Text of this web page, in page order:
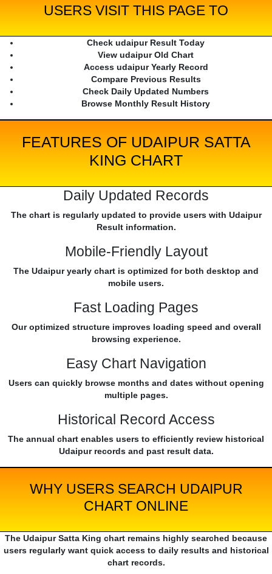
USERS VISIT THIS PAGE TO
Check udaipur Result Today
View udaipur Old Chart
Access udaipur Yearly Record
Compare Previous Results
Check Daily Updated Numbers
Browse Monthly Result History
FEATURES OF UDAIPUR SATTA
KING CHART
Daily Updated Records
The chart is regularly updated to provide users with Udaipur
Result information.
Mobile-Friendly Layout
The Udaipur yearly chart is optimized for both desktop and
mobile users.
Fast Loading Pages
Our optimized structure improves loading speed and overall
browsing experience.
Easy Chart Navigation
Users can quickly browse months and dates without opening
multiple pages.
Historical Record Access
The annual chart enables users to efficiently review historical
Udaipur records and past result data.
WHY USERS SEARCH UDAIPUR
CHART ONLINE
The Udaipur Satta King chart remains highly searched because
users regularly want quick access to daily results and historical
chart records.